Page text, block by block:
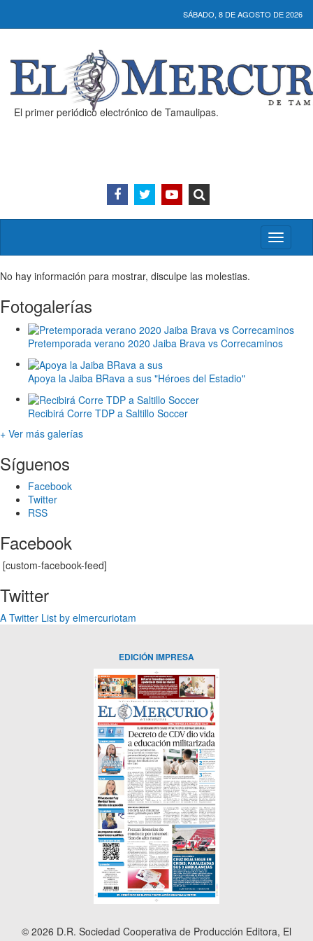
SÁBADO, 8 DE AGOSTO DE 2026
El primer periódico electrónico de Tamaulipas.
Activar/
menú
No hay información para mostrar, disculpe las molestias.
Fotogalerías
Pretemporada verano 2020 Jaiba Brava vs Correcaminos
Apoya la Jaiba BRava a sus "Héroes del Estadio"
Recibirá Corre TDP a Saltillo Soccer
+ Ver más galerías
Síguenos
Facebook
Twitter
RSS
Facebook
[custom-facebook-feed]
Twitter
A Twitter List by elmercuriotam
EDICIÓN IMPRESA
© 2026 D.R. Sociedad Cooperativa de Producción Editora, El